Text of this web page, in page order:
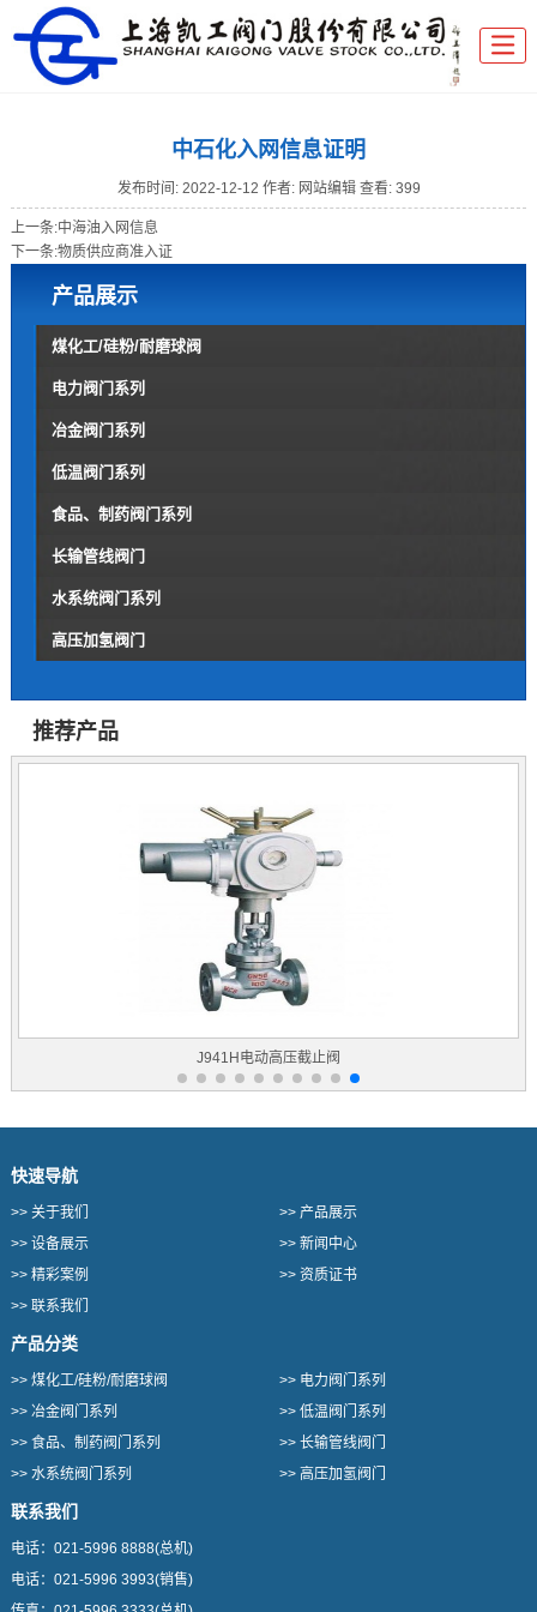
中石化入网信息证明
发布时间: 2022-12-12 作者: 网站编辑 查看: 399
上一条:中海油入网信息
下一条:物质供应商准入证
产品展示
煤化工/硅粉/耐磨球阀
电力阀门系列
冶金阀门系列
低温阀门系列
食品、制药阀门系列
长输管线阀门
水系统阀门系列
高压加氢阀门
推荐产品
J941H电动高压截止阀
快速导航
>> 关于我们 >> 产品展示
>> 设备展示 >> 新闻中心
>> 精彩案例 >> 资质证书
>> 联系我们
产品分类
>> 煤化工/硅粉/耐磨球阀 >> 电力阀门系列
>> 冶金阀门系列 >> 低温阀门系列
>> 食品、制药阀门系列 >> 长输管线阀门
>> 水系统阀门系列 >> 高压加氢阀门
联系我们
电话： 021-5996 8888(总机)
电话： 021-5996 3993(销售)